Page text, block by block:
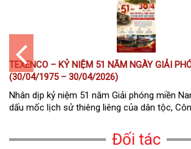
TEXENCO – KỶ NIỆM 51 NĂM NGÀY GIẢI
(30/04/1975 – 30/04/2026)
Nhân dịp kỷ niệm 51 năm Giải phóng miền
dấu mốc lịch sử thiêng liêng của dân tộc,
Đối tác